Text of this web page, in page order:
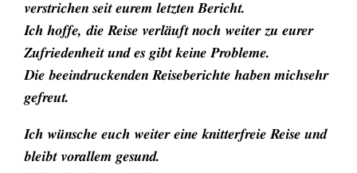
verstrichen seit eurem letzten Bericht.
Ich hoffe, die Reise verläuft noch weiter zu eurer
Zufriedenheit und es gibt keine Probleme.
Die beeindruckenden Reiseberichte haben michsehr
gefreut.
Ich wünsche euch weiter eine knitterfreie Reise und
bleibt vorallem gesund.